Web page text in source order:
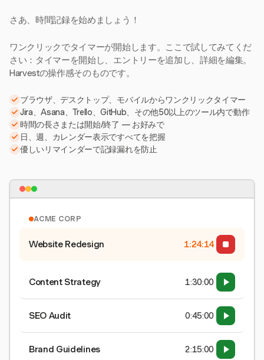
さあ、時間記録を始めましょう！
ワンクリックでタイマーが開始します。ここで試してみてくだ
さい：タイマーを開始し、エントリーを追加し、詳細を編集。
Harvestの操作感そのものです。
ブラウザ、デスクトップ、モバイルからワンクリックタイマー
Jira、Asana、Trello、GitHub、その他50以上のツール内で動作
時間の長さまたは開始/終了 — お好みで
日、週、カレンダー表示ですべてを把握
優しいリマインダーで記録漏れを防止
ACME CORP
Website Redesign 1:24:15
Content Strategy 1:30:00
SEO Audit 0:45:00
Brand Guidelines 2:15:00